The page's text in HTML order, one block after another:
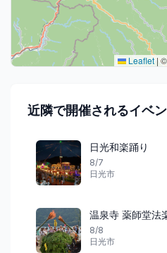
Leaflet | ©
近隣で開催されるイベ
日光和楽踊り
8/7
日光市
温泉寺 薬師堂法
8/8
日光市